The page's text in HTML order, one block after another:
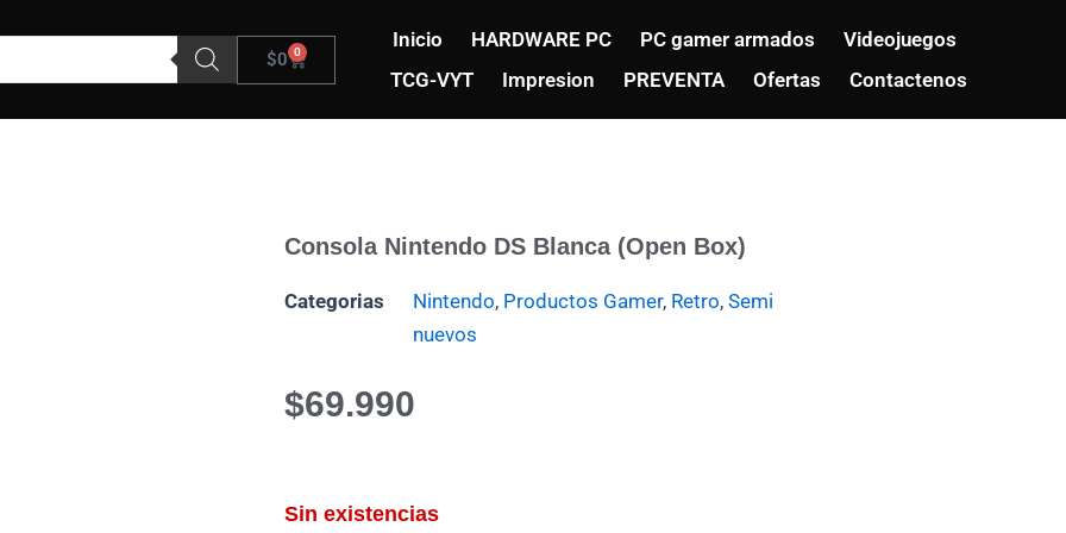
$0 0
Carrito
Inicio HARDWARE PC PC gamer armados
Videojuegos
TCG-VYT
Impresion PREVENTA Ofertas Contactenos
Consola Nintendo DS Blanca (Open Box)
Categorias Nintendo, Productos Gamer, Retro, Semi
nuevos
$69.990
Sin existencias